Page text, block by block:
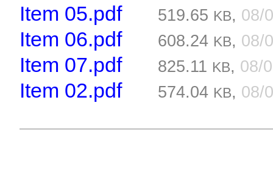
Item 05.pdf 519.65 KB, 08/
Item 06.pdf 608.24 KB, 08/
Item 07.pdf 825.11 KB, 08/
Item 02.pdf 574.04 KB, 08/